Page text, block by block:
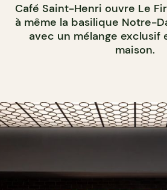
Café Saint-Henri ouvre Le
à même la basilique Notre-
avec un mélange exclusif
maison.